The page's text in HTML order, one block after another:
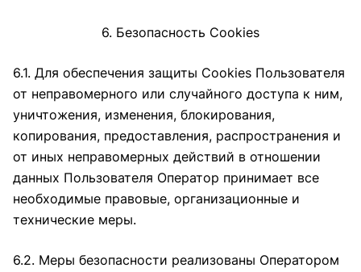
6. Безопасность Cookies
6.1. Для обеспечения защиты Cookies Пользователя
от неправомерного или случайного доступа к ним,
уничтожения, изменения, блокирования,
копирования, предоставления, распространения и
от иных неправомерных действий в отношении
данных Пользователя Оператор принимает все
необходимые правовые, организационные и
технические меры.
6.2. Меры безопасности реализованы Оператором